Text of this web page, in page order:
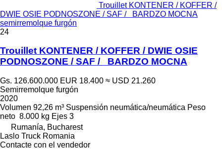
Trouillet KONTENER / KOFFER /
DWIE OSIE PODNOSZONE / SAF / BARDZO MOCNA
semirremolque furgón
24
Trouillet KONTENER / KOFFER / DWIE OSIE
PODNOSZONE / SAF / BARDZO MOCNA
Gs. 126.600.000 EUR 18.400 ≈ USD 21.260
Semirremolque furgón
2020
Volumen 92,26 m³ Suspensión neumática/neumática Peso
neto 8.000 kg Ejes 3
Rumanía, Bucharest
Laslo Truck Romania
Contacte con el vendedor